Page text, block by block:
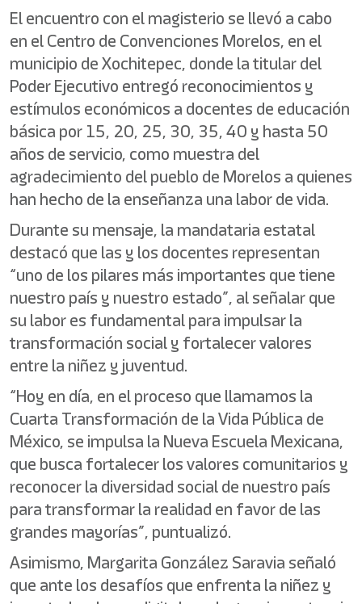
El encuentro con el magisterio se llevó a cabo
en el Centro de Convenciones Morelos, en el
municipio de Xochitepec, donde la titular del
Poder Ejecutivo entregó reconocimientos y
estímulos económicos a docentes de educación
básica por 15, 20, 25, 30, 35, 40 y hasta 50
años de servicio, como muestra del
agradecimiento del pueblo de Morelos a quienes
han hecho de la enseñanza una labor de vida.
Durante su mensaje, la mandataria estatal
destacó que las y los docentes representan
“uno de los pilares más importantes que tiene
nuestro país y nuestro estado”, al señalar que
su labor es fundamental para impulsar la
transformación social y fortalecer valores
entre la niñez y juventud.
“Hoy en día, en el proceso que llamamos la
Cuarta Transformación de la Vida Pública de
México, se impulsa la Nueva Escuela Mexicana,
que busca fortalecer los valores comunitarios y
reconocer la diversidad social de nuestro país
para transformar la realidad en favor de las
grandes mayorías”, puntualizó.
Asimismo, Margarita González Saravia señaló
que ante los desafíos que enfrenta la niñez y